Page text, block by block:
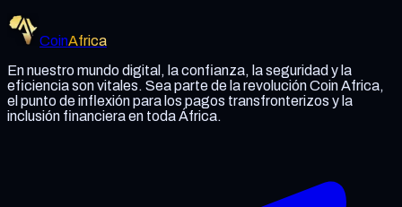
CoinAfrica
En nuestro mundo digital, la confianza, la seguridad y la
eficiencia son vitales. Sea parte de la revolución Coin Africa,
el punto de inflexión para los pagos transfronterizos y la
inclusión financiera en toda África.